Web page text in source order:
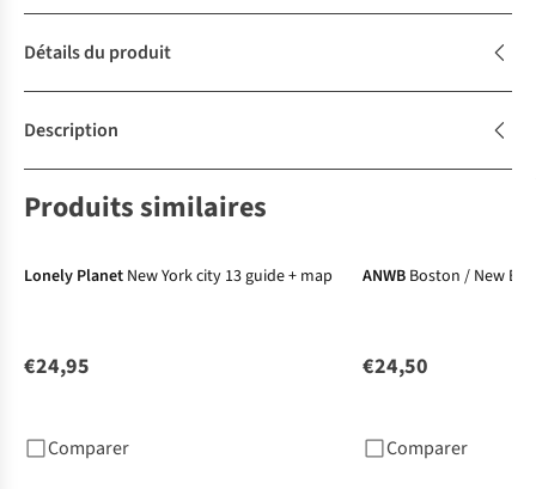
Détails du produit
Description
Produits similaires
Lonely Planet New York city 13 guide + map
€24,95
Comparer
ANWB Boston / New
€24,50
Comparer